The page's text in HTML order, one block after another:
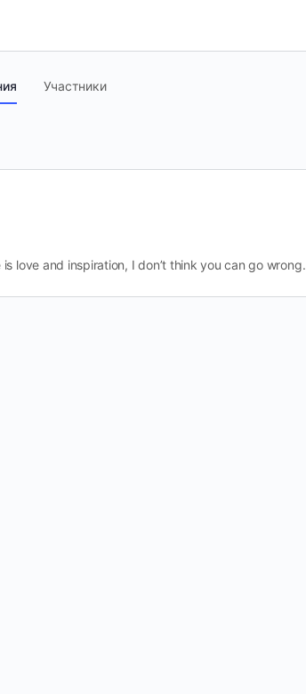
Участники
love and inspiration, I don’t think you can go wrong.